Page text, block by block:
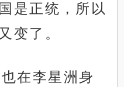
是正统，所以
变了。
在李星洲身